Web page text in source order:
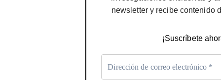
newsletter y recibe contenido
¡Suscríbete